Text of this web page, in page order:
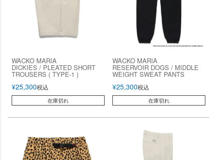
WACKO MARIA
DICKIES / PLEATED SHORT
TROUSERS ( TYPE-1 )
¥25,300税込
在庫切れ
WACKO MARIA
RESERVOIR DOGS / MIDDLE
WEIGHT SWEAT PANTS
¥25,300税込
在庫切れ